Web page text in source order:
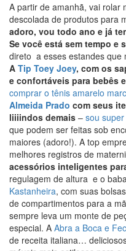
A partir de amanhã, vai rolar
descolada de produtos para
adoro, vou todo ano e já
Se você está sem tempo e
direto a esses estandes que
A Tip Toey Joey, com os
e confortáveis para bebês
comprar o tênis amarelo
Almeida Prado com seus
liiiindos demais – sou
que podem ser feitas sob
maiores (adoro!). A top
melhores registros de
acessórios inteligentes
regulagem de altura e o
Kastanheira, com suas
de compartimentos para a
sempre leva um monte de
especial. A Abra a Boca e
de receita italiana…